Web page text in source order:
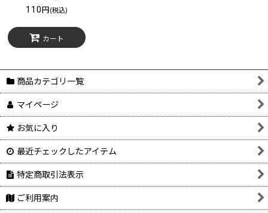
110 円 (税込)
カート
商品カテゴリ一覧
マイページ
お気に入り
最近チェックしたアイテム
特定商取引法表示
ご利用案内